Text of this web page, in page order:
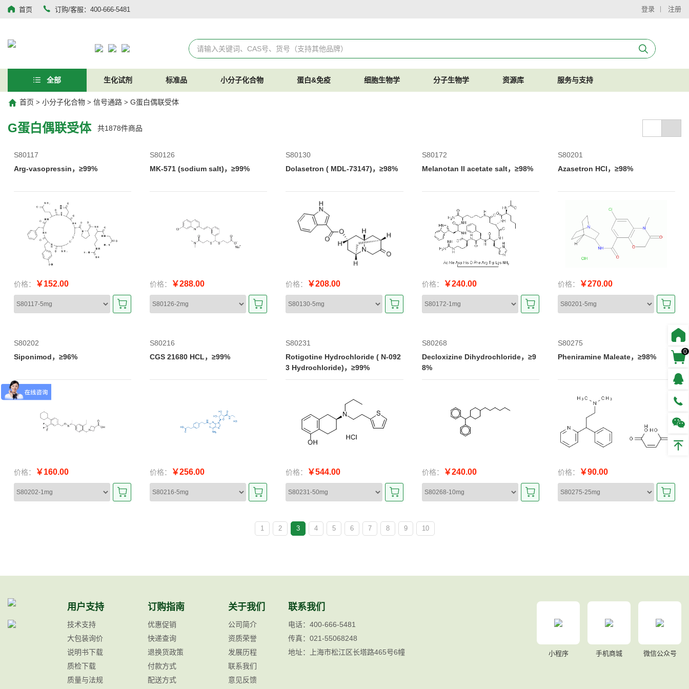
首页 订购/客服：400-666-5481 登录 注册
全部 生化试剂 标准品 小分子化合物 蛋白&免疫 细胞生物学 分子生物学 资源库 服务与支持
首页 > 小分子化合物 > 信号通路 > G蛋白偶联受体
G蛋白偶联受体 共1878件商品
S80117
Arg-vasopressin，≥99%
价格： ￥152.00
S80126
MK-571 (sodium salt)，≥99%
价格： ￥288.00
S80130
Dolasetron ( MDL-73147)，≥98%
价格： ￥208.00
S80172
Melanotan II acetate salt，≥98%
价格： ￥240.00
S80201
Azasetron HCl，≥98%
价格： ￥270.00
S80202
Siponimod，≥96%
价格： ￥160.00
S80216
CGS 21680 HCL，≥99%
价格： ￥256.00
S80231
Rotigotine Hydrochloride ( N-092
3 Hydrochloride)，≥99%
价格： ￥544.00
S80268
Decloxizine Dihydrochloride，≥9
8%
价格： ￥240.00
S80275
Pheniramine Maleate，≥98%
价格： ￥90.00
1 2 3 4 5 6 7 8 9 10
用户支持
技术支持
大包装询价
说明书下载
质检下载
质量与法规
订购指南
优惠促销
快递查询
退换货政策
付款方式
配送方式
关于我们
公司简介
资质荣誉
发展历程
联系我们
意见反馈
联系我们
电话：400-666-5481
传真：021-55068248
地址：上海市松江区长塔路465号6幢
小程序 手机商城 微信公众号
0